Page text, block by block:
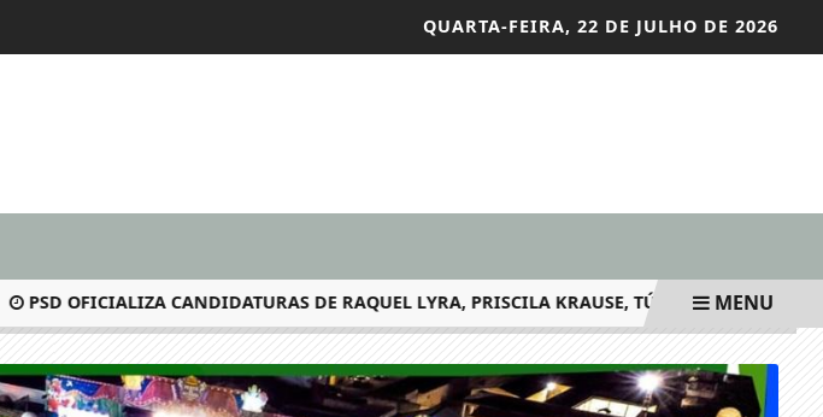
QUARTA-FEIRA, 22 DE JULHO DE 2026
OFICIALIZA CANDIDATURAS DE RAQUEL LYRA, PRISCILA KRAUSE, TÚLIO GADÊLHA, JULIO
MENU